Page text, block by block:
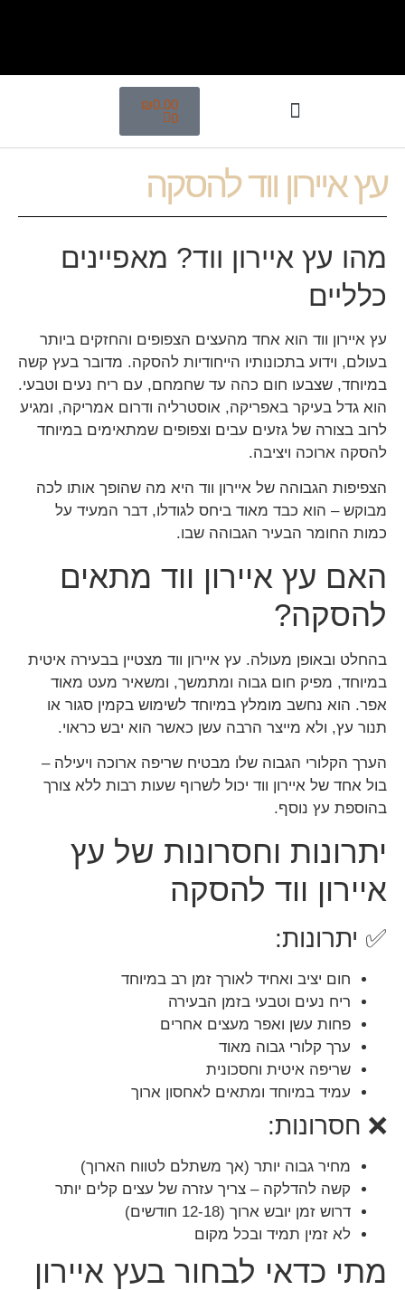
₪0.00
0
עץ איירון ווד להסקה
מהו עץ איירון ווד? מאפיינים
כלליים
עץ איירון ווד הוא אחד מהעצים הצפופים והחזקים ביותר
בעולם, וידוע בתכונותיו הייחודיות להסקה. מדובר בעץ קשה
במיוחד, שצבעו חום כהה עד שחמחם, עם ריח נעים וטבעי.
הוא גדל בעיקר באפריקה, אוסטרליה ודרום אמריקה, ומגיע
לרוב בצורה של גזעים עבים וצפופים שמתאימים במיוחד
להסקה ארוכה ויציבה.
הצפיפות הגבוהה של איירון ווד היא מה שהופך אותו לכה
מבוקש – הוא כבד מאוד ביחס לגודלו, דבר המעיד על
כמות החומר הבעיר הגבוהה שבו.
האם עץ איירון ווד מתאים
להסקה?
בהחלט ובאופן מעולה. עץ איירון ווד מצטיין בבעירה איטית
במיוחד, מפיק חום גבוה ומתמשך, ומשאיר מעט מאוד
אפר. הוא נחשב מומלץ במיוחד לשימוש בקמין סגור או
תנור עץ, ולא מייצר הרבה עשן כאשר הוא יבש כראוי.
הערך הקלורי הגבוה שלו מבטיח שריפה ארוכה ויעילה –
בול אחד של איירון ווד יכול לשרוף שעות רבות ללא צורך
בהוספת עץ נוסף.
יתרונות וחסרונות של עץ
איירון ווד להסקה
✅ יתרונות:
חום יציב ואחיד לאורך זמן רב במיוחד
ריח נעים וטבעי בזמן הבעירה
פחות עשן ואפר מעצים אחרים
ערך קלורי גבוה מאוד
שריפה איטית וחסכונית
עמיד במיוחד ומתאים לאחסון ארוך
❌ חסרונות:
מחיר גבוה יותר (אך משתלם לטווח הארוך)
קשה להדלקה – צריך עזרה של עצים קלים יותר
דרוש זמן יובש ארוך (12-18 חודשים)
לא זמין תמיד ובכל מקום
מתי כדאי לבחור בעץ איירון